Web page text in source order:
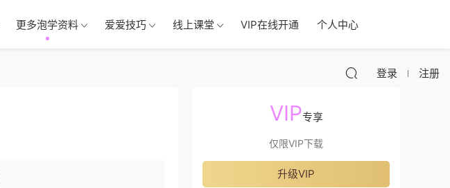
更多泡学资料 爱爱技巧 线上课堂 VIP在线开通 个人中心
登录 注册
VIP专享
仅限VIP下载
升级VIP